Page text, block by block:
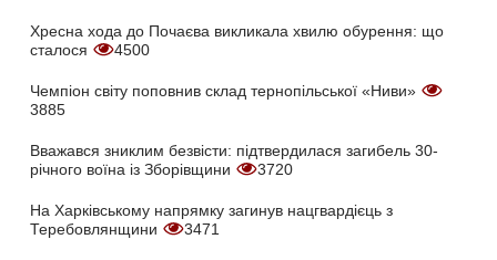
Хресна хода до Почаєва викликала хвилю обурення: що
сталося
4500
Чемпіон світу поповнив склад тернопільської «Ниви»
3885
Вважався зниклим безвісти: підтвердилася загибель 30-
річного воїна із Зборівщини
3720
На Харківському напрямку загинув нацгвардієць з
Теребовлянщини
3471